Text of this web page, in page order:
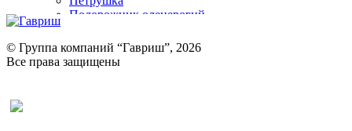
Подорожник оленерогий
Ревень
Рукола
Рута
© Группа компаний “Гавриш”, 2026
Все права защищены